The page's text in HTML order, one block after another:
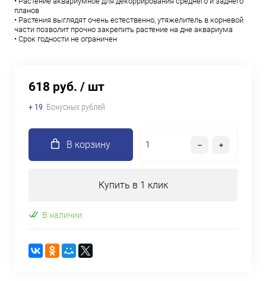
планов
• Растения выглядят очень естественно, утяжелитель в корневой
части позволит прочно закрепить растение на дне аквариума
• Срок годности не ограничен
618 руб. / шт
+ 19 Бонусных рублей
В корзину
Купить в 1 клик
В наличии